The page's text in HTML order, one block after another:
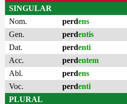
SINGULAR
Nom.
perdens
Gen.
perdentis
Dat.
perdenti
Acc.
perdentem
Abl.
perdens
Voc.
perdenti
PLURAL